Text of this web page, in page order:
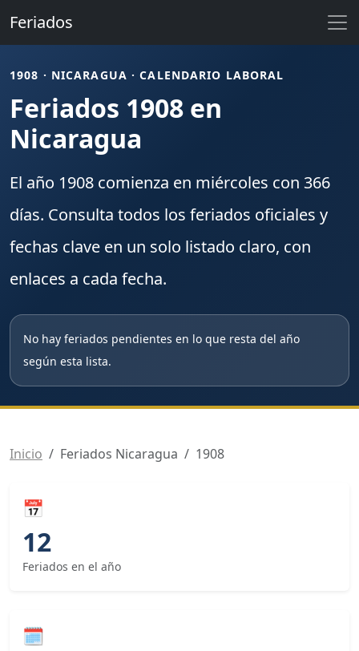
Feriados
1908 · NICARAGUA · CALENDARIO LABORAL
Feriados 1908 en
Nicaragua
El año 1908 comienza en miércoles con 366
días. Consulta todos los feriados oficiales y
fechas clave en un solo listado claro, con
enlaces a cada fecha.
No hay feriados pendientes en lo que resta del año
según esta lista.
Inicio Feriados Nicaragua 1908
📅
12
Feriados en el año
🗓